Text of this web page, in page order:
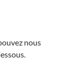
nous